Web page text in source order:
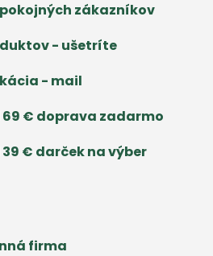
zákazníkov
- ušetríte
- mail
69 € doprava zadarmo
€ darček na výber
firma